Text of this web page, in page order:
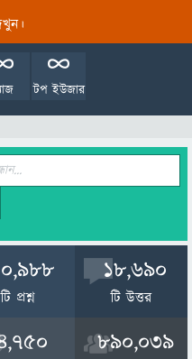
টপ ইউজার
টি প্রশ্ন
18,690
টি উত্তর
890,039